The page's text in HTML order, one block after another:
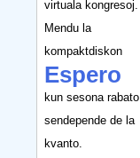
virtuala kongresoj.
Mendu la
kompaktdiskon
Espero
kun sesona rabato
sendepende de la
kvanto.